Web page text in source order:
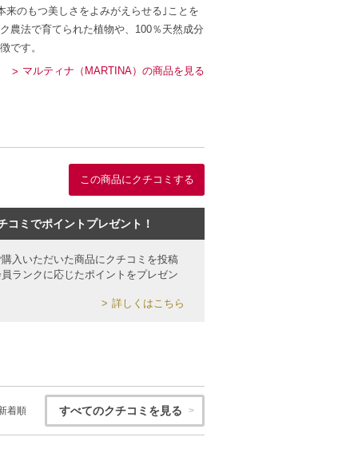
のもつ美しさをよみがえらせる｣ことを
農法で育てられた植物や、100％天然成分
です。
マルティナ（MARTINA）の商品を見る
この商品にクチコミする
コミでポイントプレゼント！
入いただいた商品にクチコミを投稿
ランクに応じたポイントをプレゼン
詳しくはこちら
着順 すべてのクチコミを見る